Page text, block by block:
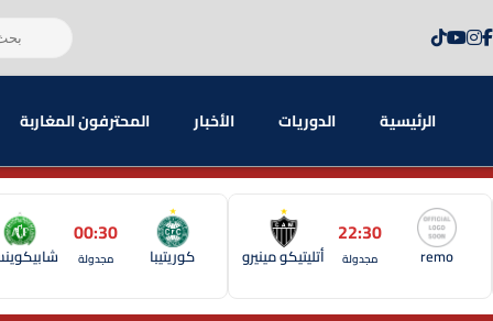
الرئيسية الدوريات الأخبار المحترفون المغاربة
remo
22:30
مجدولة أتليتيكو مينيرو كوريتيبا
00:30
مجدولة